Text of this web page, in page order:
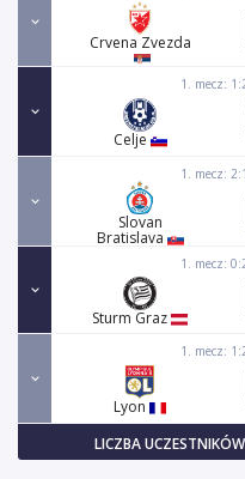
Crvena Zvezda
1. mecz:
Celje
1. mecz:
Slovan
Bratislava
1. mecz:
Sturm Graz
1. mecz:
Lyon
LICZBA